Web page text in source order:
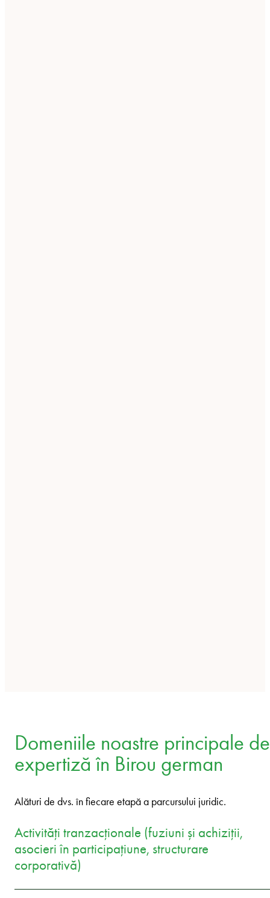
Domeniile noastre principale de
expertiză în Birou german
Alături de dvs. în fiecare etapă a parcursului juridic.
Activități tranzacționale (fuziuni și achiziții,
asocieri în participațiune, structurare
corporativă)